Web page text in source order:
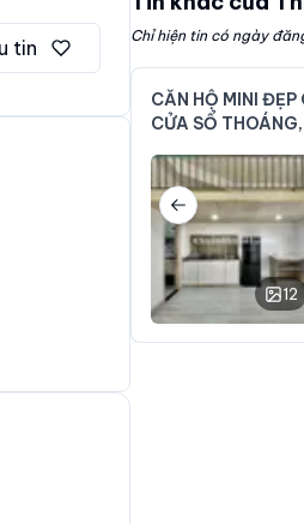
tin
Chỉ hiện tin có ngày
CĂN HỘ MINI ĐẸP
CỬA SỔ
12
Previous slide